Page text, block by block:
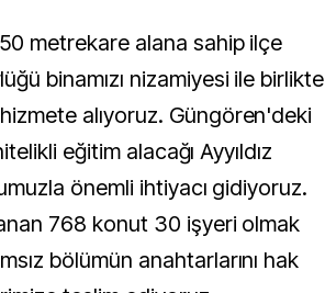
metrekare alana sahip ilçe
binamızı nizamiyesi ile birlikte
alıyoruz. Güngören'deki
eğitim alacağı Ayyıldız
önemli ihtiyacı gidiyoruz.
768 konut 30 işyeri olmak
bölümün anahtarlarını hak